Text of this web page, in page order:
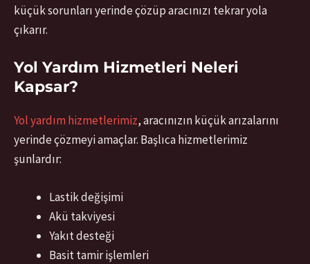
küçük sorunları yerinde çözüp aracınızı tekrar yola
çıkarır.
Yol Yardım Hizmetleri Neleri
Kapsar?
Yol yardım hizmetlerimiz, aracınızın küçük arızalarını
yerinde çözmeyi amaçlar. Başlıca hizmetlerimiz
şunlardır:
Lastik değişimi
Akü takviyesi
Yakıt desteği
Basit tamir işlemleri